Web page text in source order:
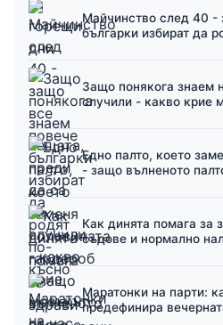
Майчинство след 40 -
българки избират да
Защо понякога знаем
случили - какво крие
Едно палто, което
- защо вълненото
Как динята помага за
съдове и нормално
Маратонки на парти:
предефинира